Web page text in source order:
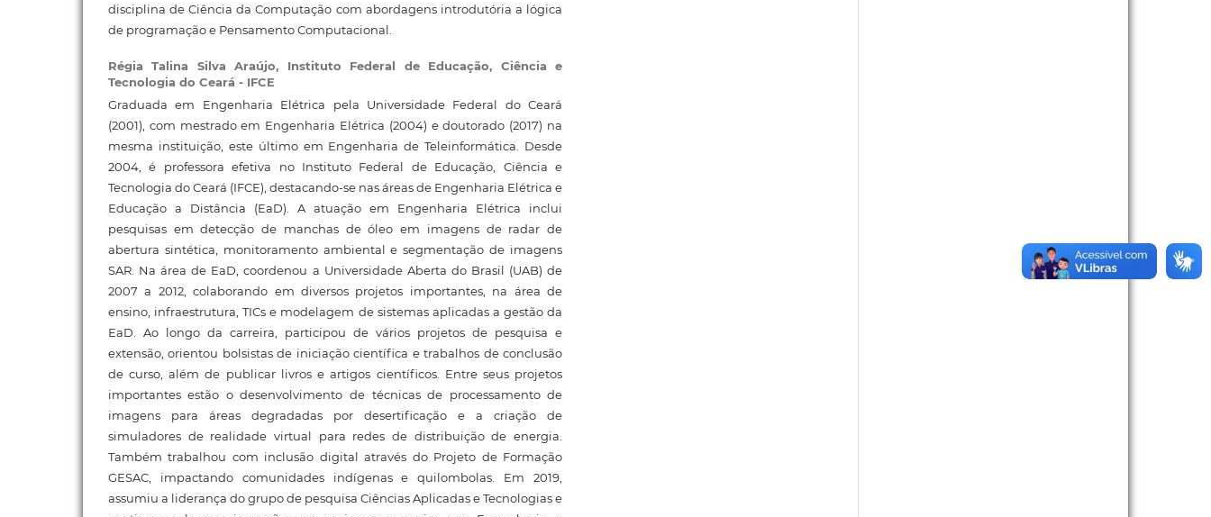
disciplina de Ciência da Computação com abordagens introdutória a lógica
de programação e Pensamento Computacional.
Régia Talina Silva Araújo, Instituto Federal de Educação, Ciência e
Tecnologia do Ceará - IFCE
Graduada em Engenharia Elétrica pela Universidade Federal do Ceará
(2001), com mestrado em Engenharia Elétrica (2004) e doutorado (2017) na
mesma instituição, este último em Engenharia de Teleinformática. Desde
2004, é professora efetiva no Instituto Federal de Educação, Ciência e
Tecnologia do Ceará (IFCE), destacando-se nas áreas de Engenharia Elétrica e
Educação a Distância (EaD). A atuação em Engenharia Elétrica inclui
pesquisas em detecção de manchas de óleo em imagens de radar de
abertura sintética, monitoramento ambiental e segmentação de imagens
SAR. Na área de EaD, coordenou a Universidade Aberta do Brasil (UAB) de
2007 a 2012, colaborando em diversos projetos importantes, na área de
ensino, infraestrutura, TICs e modelagem de sistemas aplicadas a gestão da
EaD. Ao longo da carreira, participou de vários projetos de pesquisa e
extensão, orientou bolsistas de iniciação científica e trabalhos de conclusão
de curso, além de publicar livros e artigos científicos. Entre seus projetos
importantes estão o desenvolvimento de técnicas de processamento de
imagens para áreas degradadas por desertificação e a criação de
simuladores de realidade virtual para redes de distribuição de energia.
Também trabalhou com inclusão digital através do Projeto de Formação
GESAC, impactando comunidades indígenas e quilombolas. Em 2019,
assumiu a liderança do grupo de pesquisa Ciências Aplicadas e Tecnologias e